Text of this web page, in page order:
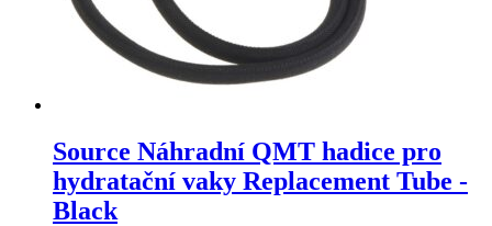
Source Náhradní QMT hadice pro
hydratační vaky Replacement Tube -
Black